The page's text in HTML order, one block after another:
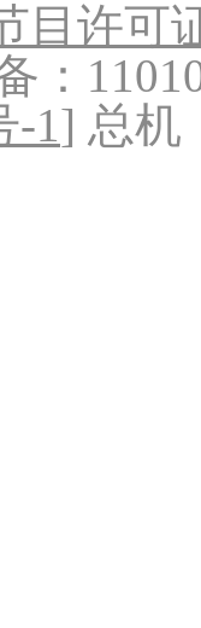
目许可
：
-1] 总机